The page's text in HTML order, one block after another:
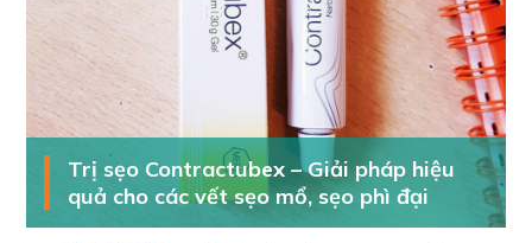
Trị sẹo Contractubex – Giải pháp hiệu
quả cho các vết sẹo mổ, sẹo phì đại